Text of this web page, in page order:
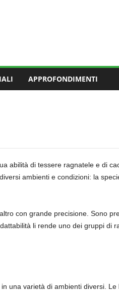
APPROFONDIMENTI
abilità di tessere ragnatele e di
ambienti e condizioni: la
con grande precisione. Sono
li rende uno dei gruppi di
una varietà di ambienti diversi.